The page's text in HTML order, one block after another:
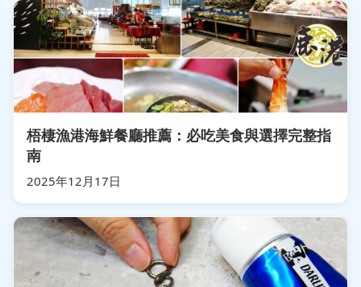
梧棲漁港海鮮餐廳推薦：必吃美食與選擇完整指
南
2025年12月17日